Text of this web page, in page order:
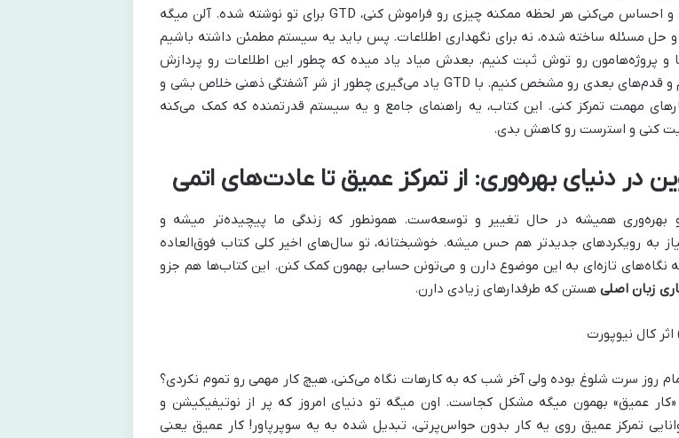
افکار و کارهای ناتمومه و احساس می‌کنی هر لحظه ممکنه چیزی رو فراموش کنی، GTD برای تو نوشته شده. آلن میگه
و حل مسئله ساخته شده، نه برای نگهداری اطلاعات. پس باید یه سیستم مطمئن داشته باشیم
و پروژه‌هامون رو توش ثبت کنیم. بعدش میاد یاد میده که چطور این اطلاعات رو پردازش
کنیم، اولویت‌بندی کنیم و قدم‌های بعدی رو مشخص کنیم. با GTD یاد می‌گیری چطور از شر آشفتگی ذهنی خلاص بشی و
مهمت تمرکز کنی. این کتاب، یه راهنمای جامع و یه سیستم قدرتمنده که کمک می‌کنه
کنی و استرست رو کاهش بدی.
در دنیای بهره‌وری: از تمرکز عمیق تا عادت‌های اتمی
بهره‌وری همیشه در حال تغییر و توسعه‌ست. همونطور که زندگی ما پیچیده‌تر میشه و
به رویکردهای جدیدتر هم حس میشه. خوشبختانه، تو سال‌های اخیر کلی کتاب فوق‌العاده
نگاه‌های تازه‌ای به این موضوع دارن و می‌تونن حسابی بهمون کمک کنن. این کتاب‌ها هم جزو
زبان اصلی هستن که طرفدارهای زیادی دارن.
روز سرت شلوغ بوده ولی آخر شب که به کارهات نگاه می‌کنی، هیچ کار مهمی رو تموم نکردی؟
عمیق» بهمون میگه مشکل کجاست. اون میگه تو دنیای امروز که پر از نوتیفیکیشن و
تمرکز عمیق روی یه کار بدون حواس‌پرتی، تبدیل شده به یه سوپرپاور! کار عمیق یعنی